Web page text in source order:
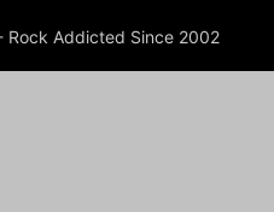
Addicted Since 2002